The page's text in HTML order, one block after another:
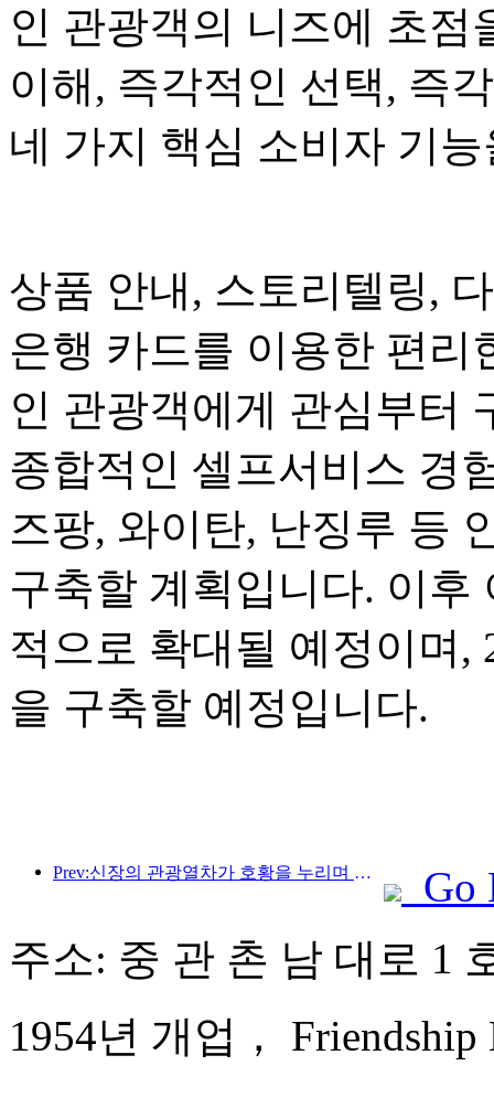
인 관광객의 니즈에 초
이해, 즉각적인 선택, 즉
네 가지 핵심 소비자 기
상품 안내, 스토리텔링,
은행 카드를 이용한 편리
인 관광객에게 관심부터
종합적인 셀프서비스 경
즈팡, 와이탄, 난징루 등
구축할 계획입니다. 이후
적으로 확대될 예정이며,
을 구축할 예정입니다.
Prev:신장의 관광열차가 호황을 누리며 문화·관광 경제를 활성화하고 있습니다.
Go
주소: 중 관 촌 남 대로 1
1954년 개업，